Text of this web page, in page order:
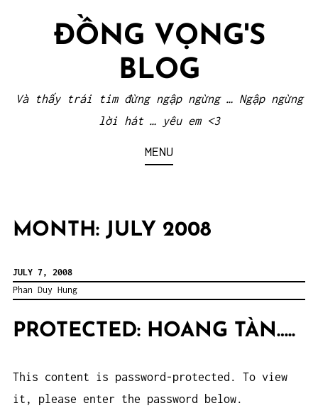
ĐỒNG VỌNG'S
BLOG
Và thấy trái tim đừng ngập ngừng … Ngập ngừng
lời hát … yêu em <3
MENU
MONTH: JULY 2008
JULY 7, 2008
Phan Duy Hung
PROTECTED: HOANG TÀN…..
This content is password-protected. To view
it, please enter the password below.